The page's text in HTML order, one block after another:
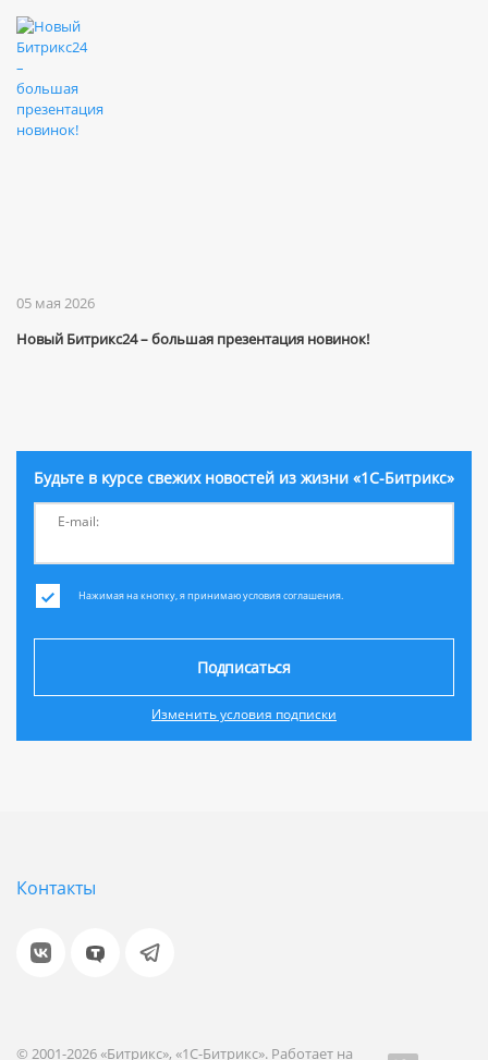
05 мая 2026
Новый Битрикс24 – большая презентация новинок!
Будьте в курсе свежих новостей из жизни «1С-Битрикс»
E-mail:
Нажимая на кнопку, я принимаю условия соглашения.
Подписаться
Изменить условия подписки
Контакты
© 2001-2026 «Битрикс», «1С-Битрикс». Работает на